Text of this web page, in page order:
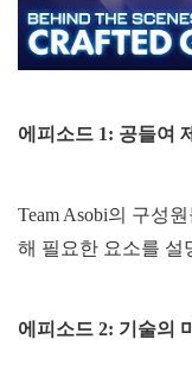
에피소드 1: 공들여
Team Asobi의 구성
해 필요한 요소를 설
에피소드 2: 기술의